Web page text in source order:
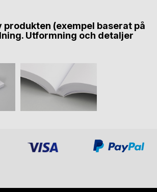
produkten (exempel baserat på
Utformning och detaljer